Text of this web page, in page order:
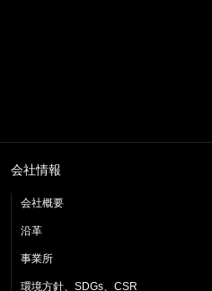
会社情報
会社概要
沿革
事業所
環境方針、SDGs、CSR